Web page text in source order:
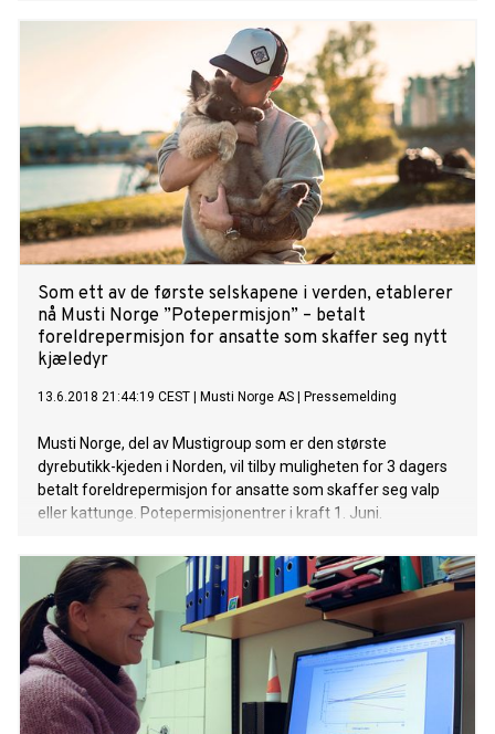
behandlingsopplegget TFCO i Trøndelag, der hensikten er å
finne behandlingshjem til ungdom med adferdsproblemer
som gjør det vanskelig for dem å bo med foreldrene – med
mål om at de skal vende tilbake til egne familier på et
senere tidspunkt. Det er en sak Ida stiller seg helhjertet bak.
– Jeg ble kontaktet av reklamebyrået Tibe T i Trondheim
som jobber med kampanjen. De hadde sett videoen til «Har
du glemt», en duett jeg sang med Rasmus Rohde for et par
år siden. Den hadde akkurat den stemningen de var ute
etter, og de spurte om jeg kunne tenke meg å skrive en sang
til kampanjen, på norsk. Teksten
Som ett av de første selskapene i verden, etablerer
nå Musti Norge ”Potepermisjon” – betalt
foreldrepermisjon for ansatte som skaffer seg nytt
kjæledyr
13.6.2018 21:44:19 CEST Musti Norge AS Pressemelding
Musti Norge, del av Mustigroup som er den største
dyrebutikk-kjeden i Norden, vil tilby muligheten for 3 dagers
betalt foreldrepermisjon for ansatte som skaffer seg valp
eller kattunge. Potepermisjonentrer i kraft 1. Juni.